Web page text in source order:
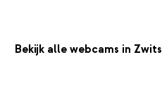
Bekijk alle webcams in